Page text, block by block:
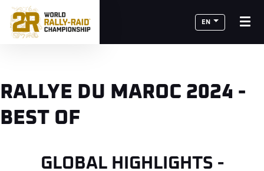
EN
RALLYE DU MAROC 2024 -
BEST OF
GLOBAL HIGHLIGHTS -